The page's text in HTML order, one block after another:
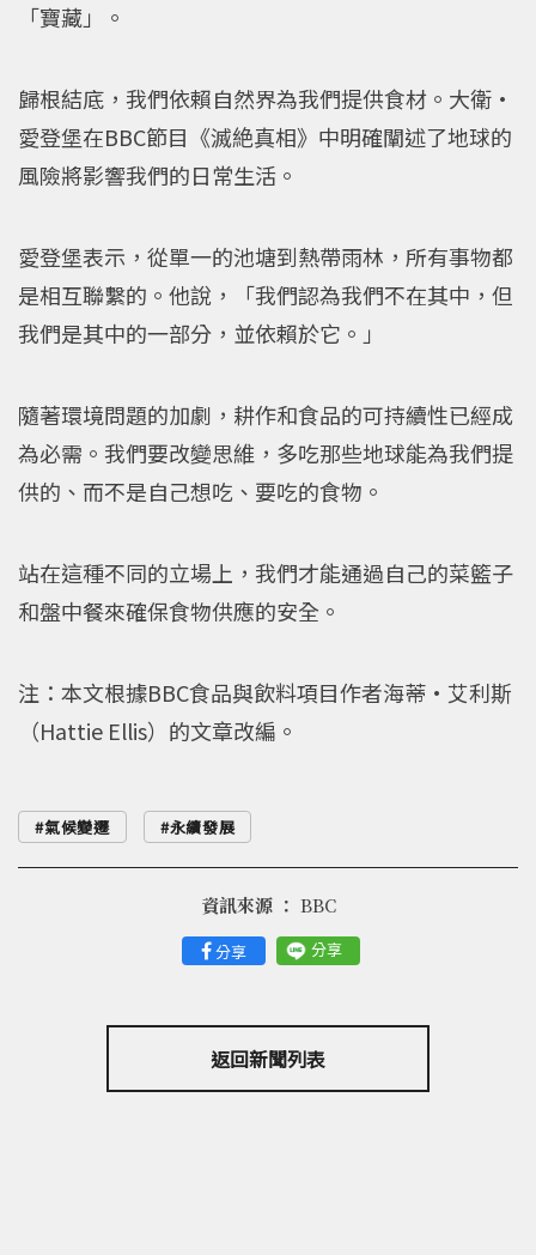
「寶藏」。
歸根結底，我們依賴自然界為我們提供食材。大衛·
愛登堡在BBC節目《滅絶真相》中明確闡述了地球的
風險將影響我們的日常生活。
愛登堡表示，從單一的池塘到熱帶雨林，所有事物都
是相互聯繫的。他說，「我們認為我們不在其中，但
我們是其中的一部分，並依賴於它。」
隨著環境問題的加劇，耕作和食品的可持續性已經成
為必需。我們要改變思維，多吃那些地球能為我們提
供的、而不是自己想吃、要吃的食物。
站在這種不同的立場上，我們才能通過自己的菜籃子
和盤中餐來確保食物供應的安全。
注：本文根據BBC食品與飲料項目作者海蒂·艾利斯
（Hattie Ellis）的文章改編。
氣候變遷 永續發展
分享 分享
資訊來源 ： BBC
返回新聞列表